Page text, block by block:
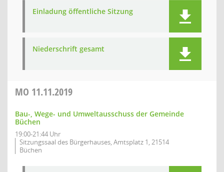
Einladung öffentliche Sitzung
Niederschrift gesamt
MO 11.11.2019
Bau-, Wege- und Umweltausschuss der Gemeinde
Büchen
19:00-21:44 Uhr
Sitzungssaal des Bürgerhauses, Amtsplatz 1, 21514
Büchen